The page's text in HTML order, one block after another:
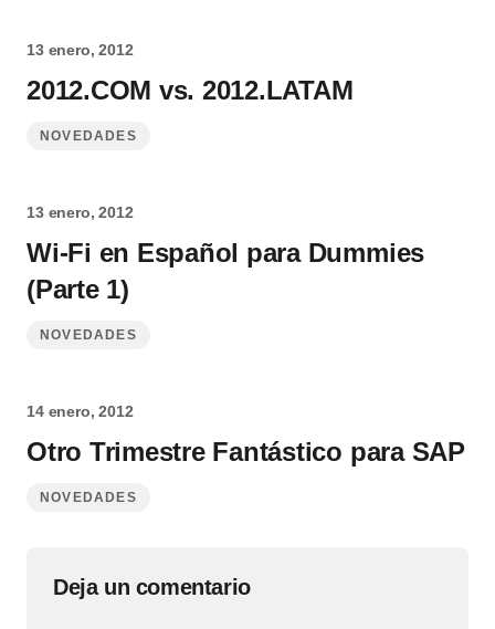
13 enero, 2012
2012.COM vs. 2012.LATAM
NOVEDADES
13 enero, 2012
Wi-Fi en Español para Dummies
(Parte 1)
NOVEDADES
14 enero, 2012
Otro Trimestre Fantástico para SAP
NOVEDADES
Deja un comentario